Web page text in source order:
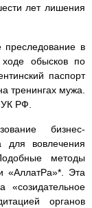
лет лишения
преследование в
ходе обысков по
паспорт
тренингах мужа.
РФ.
бизнес-
для вовлечения
методы
«АллатРа»*. Эта
«созидательное
органов